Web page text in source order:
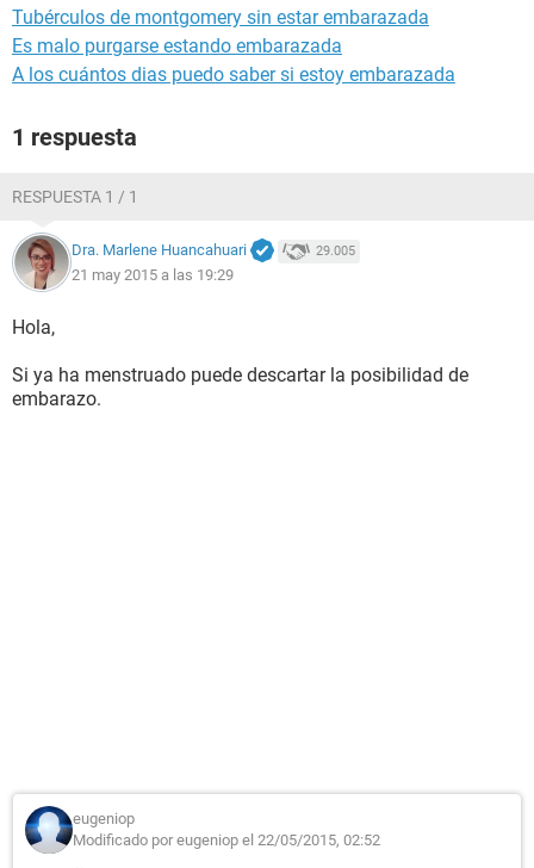
Tubérculos de montgomery sin estar embarazada
Es malo purgarse estando embarazada
A los cuántos dias puedo saber si estoy embarazada
1 respuesta
RESPUESTA 1 / 1
Dra. Marlene Huancahuari 29.005
21 may 2015 a las 19:29
Hola,
Si ya ha menstruado puede descartar la posibilidad de
embarazo.
eugeniop
Modificado por eugeniop el 22/05/2015, 02:52